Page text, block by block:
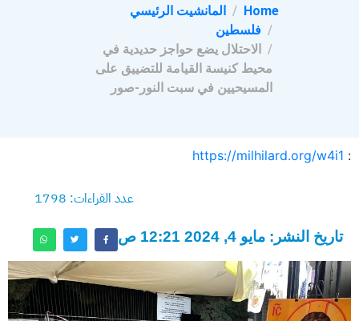
Home
المانشيت الرئيسي
فلسطين
الاحتلال يضع حواجز حديدية في
محيط كنيسة القيامة للتضييق على
المسيحيين في سبت النور-صور
:
https://milhilard.org/w4i1
عدد القراءات: 1798
تاريخ النشر: مايو 4, 2024 12:21 ص